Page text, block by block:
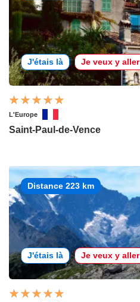
J'étais là Je veux y aller
L'Europe
Saint-Paul-de-Vence
Distance 223 km
J'étais là Je veux y aller